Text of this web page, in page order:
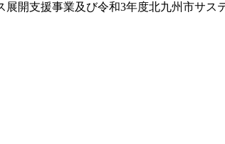
開支援事業及び令和3年度北九州市サ